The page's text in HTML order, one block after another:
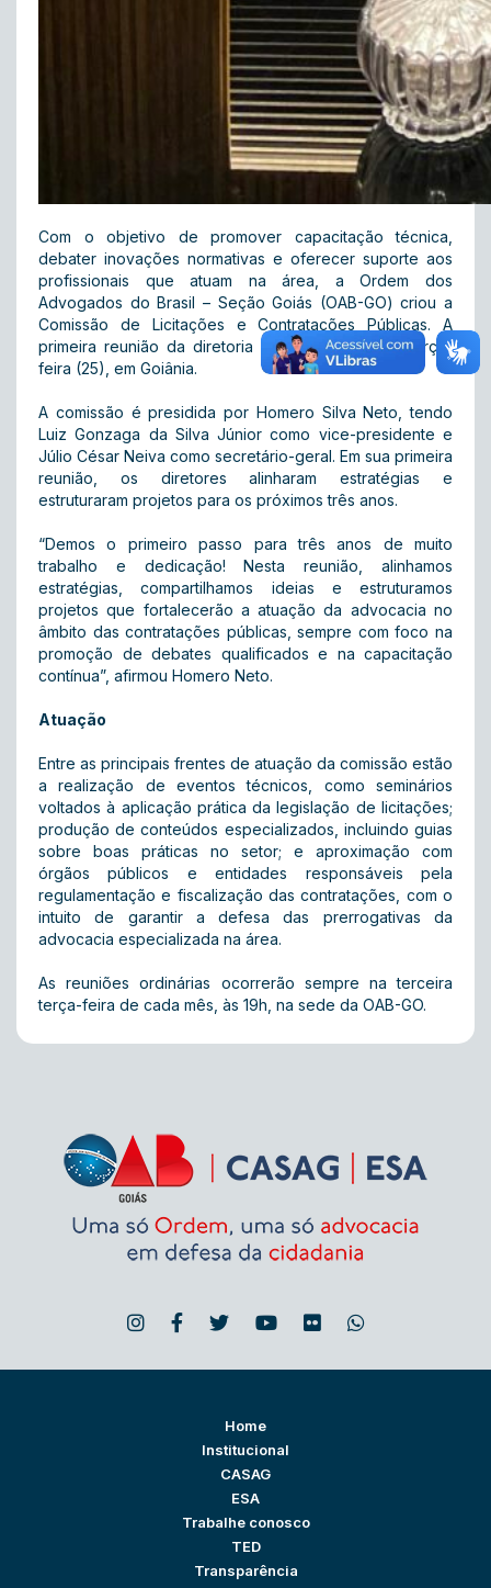
Com o objetivo de promover capacitação técnica,
debater inovações normativas e oferecer suporte aos
profissionais que atuam na área, a Ordem dos
Advogados do Brasil – Seção Goiás (OAB-GO) criou a
Comissão de Licitações e Contratações Públicas. A
primeira reunião da diretoria foi realizada nesta terça-
feira (25), em Goiânia.
A comissão é presidida por Homero Silva Neto, tendo
Luiz Gonzaga da Silva Júnior como vice-presidente e
Júlio César Neiva como secretário-geral. Em sua primeira
reunião, os diretores alinharam estratégias e
estruturaram projetos para os próximos três anos.
“Demos o primeiro passo para três anos de muito
trabalho e dedicação! Nesta reunião, alinhamos
estratégias, compartilhamos ideias e estruturamos
projetos que fortalecerão a atuação da advocacia no
âmbito das contratações públicas, sempre com foco na
promoção de debates qualificados e na capacitação
contínua”, afirmou Homero Neto.
Atuação
Entre as principais frentes de atuação da comissão estão
a realização de eventos técnicos, como seminários
voltados à aplicação prática da legislação de licitações;
produção de conteúdos especializados, incluindo guias
sobre boas práticas no setor; e aproximação com
órgãos públicos e entidades responsáveis pela
regulamentação e fiscalização das contratações, com o
intuito de garantir a defesa das prerrogativas da
advocacia especializada na área.
As reuniões ordinárias ocorrerão sempre na terceira
terça-feira de cada mês, às 19h, na sede da OAB-GO.
Home
Institucional
CASAG
ESA
Trabalhe conosco
TED
Transparência